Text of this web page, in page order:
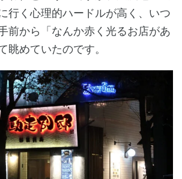
行く心理的ハードルが高く、いつ
前から「なんか赤く光るお店があ
眺めていたのです。